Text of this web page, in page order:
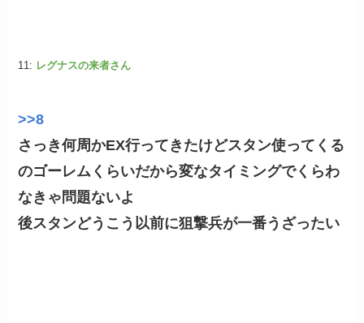
11: レグナスの来者さん
>>8
さっき何周かEX行ってきたけどスタン使ってくる
のゴーレムくらいだから変なタイミングでくらわ
なきゃ問題ないよ
後スタンどうこう以前に狙撃兵が一番うざったい